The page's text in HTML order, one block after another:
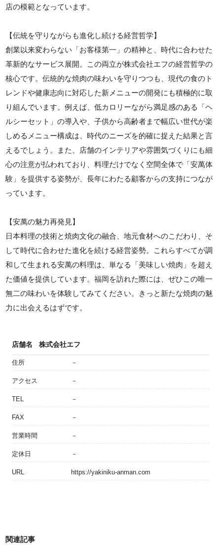
店の模範となっています。
【伝統を守りながらも進化し続ける経営哲学】
創業以来変わらない「お客様第一」の精神と、時代に合わせた
革新的なサービス展開。この両立が株式会社エフの経営哲学の
核心です。伝統的な焼肉の味わいを守りつつも、現代の食のト
レンドや健康志向に対応した新メニューの開発にも積極的に取
り組んでいます。例えば、低カロリーながら満足感のある「ヘ
ルシーセット」の導入や、子供から高齢者まで幅広い世代が楽
しめるメニュー構成は、時代のニーズを的確に捉えた結果と言
えるでしょう。また、店舗のインテリアや雰囲気づくりにも細
心の注意が払われており、料理だけでなく空間全体で「安萬体
験」を提供する姿勢が、長年にわたる顧客からの支持につなが
っています。
【安萬の魅力再発見】
日本料理の技術と焼肉文化の融合、地元食材へのこだわり、そ
して時代に合わせた進化を続ける経営姿勢。これらすべてが調
和して生まれる安萬の料理は、単なる「美味しい焼肉」を超え
た価値を提供しています。福岡を訪れた際には、ぜひこの唯一
無二の味わいを体験してみてください。きっと新たな焼肉の魅
力に出会えるはずです。
店舗名 株式会社エフ
住所 －
アクセス －
TEL －
FAX －
営業時間 －
定休日 －
URL https://yakiniku-anman.com
関連記事